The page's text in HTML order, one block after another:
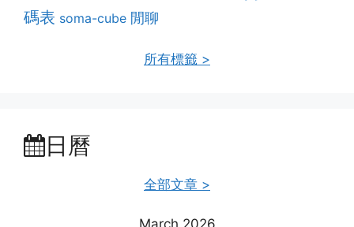
碼表 soma-cube 閒聊
所有標籤 >
日曆
全部文章 >
March 2026